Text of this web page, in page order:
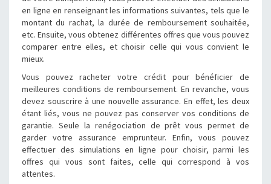
en ligne en renseignant les informations suivantes, tels que le
montant du rachat, la durée de remboursement souhaitée,
etc. Ensuite, vous obtenez différentes offres que vous pouvez
comparer entre elles, et choisir celle qui vous convient le
mieux.
Vous pouvez racheter votre crédit pour bénéficier de
meilleures conditions de remboursement. En revanche, vous
devez souscrire à une nouvelle assurance. En effet, les deux
étant liés, vous ne pouvez pas conserver vos conditions de
garantie. Seule la renégociation de prêt vous permet de
garder votre assurance emprunteur. Enfin, vous pouvez
effectuer des simulations en ligne pour choisir, parmi les
offres qui vous sont faites, celle qui correspond à vos
attentes.